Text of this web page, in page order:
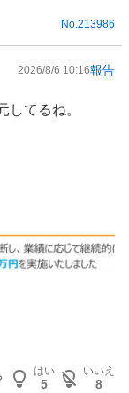
No.213986
2026/8/6 10:16報告
てるね。
はい
5
いいえ
8